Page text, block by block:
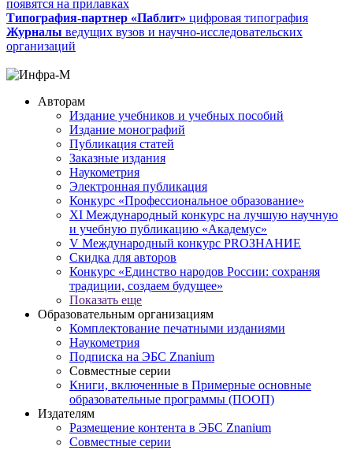
появятся на прилавках
Типография-партнер «Паблит» цифровая типография
Журналы ведущих вузов и научно-исследовательских
организаций
Авторам
Издание учебников и учебных пособий
Издание монографий
Публикация статей
Заказные издания
Наукометрия
Электронная публикация
Конкурс «Профессиональное образование»
XI Международный конкурс на лучшую научную
и учебную публикацию «Академус»
V Международный конкурс PROЗНАНИЕ
Скидка для авторов
Конкурс «Единство народов России: сохраняя
традиции, создаем будущее»
Показать еще
Образовательным организациям
Комплектование печатными изданиями
Наукометрия
Подписка на ЭБС Znanium
Совместные серии
Книги, включенные в Примерные основные
образовательные программы (ПООП)
Издателям
Размещение контента в ЭБС Znanium
Совместные серии